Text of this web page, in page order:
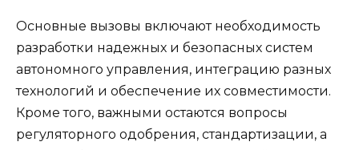
Основные вызовы включают необходимость
разработки надежных и безопасных систем
автономного управления, интеграцию разных
технологий и обеспечение их совместимости.
Кроме того, важными остаются вопросы
регуляторного одобрения, стандартизации, а